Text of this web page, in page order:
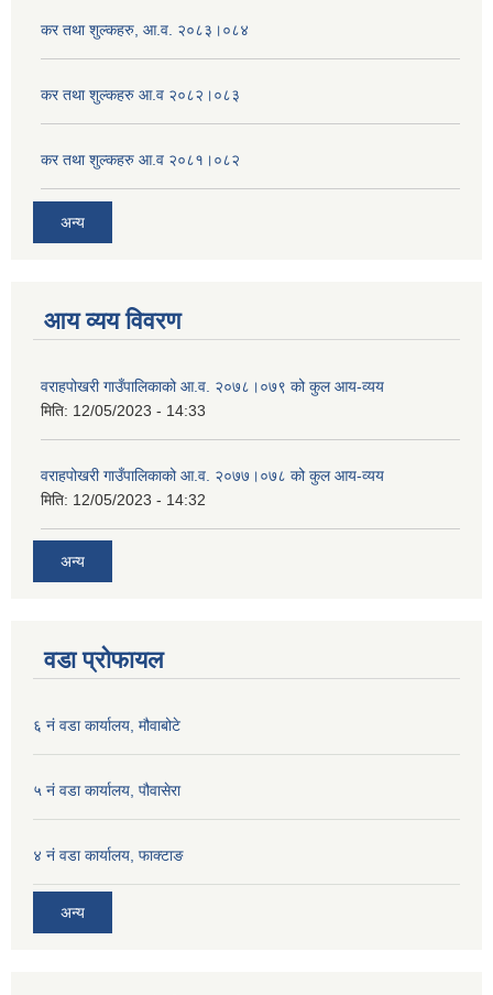
कर तथा शुल्कहरु, आ.व. २०८३।०८४
कर तथा शुल्कहरु आ.व २०८२।०८३
कर तथा शुल्कहरु आ.व २०८१।०८२
अन्य
आय व्यय विवरण
वराहपोखरी गाउँपालिकाको आ.व. २०७८।०७९ को कुल आय-व्यय
मिति: 12/05/2023 - 14:33
वराहपोखरी गाउँपालिकाको आ.व. २०७७।०७८ को कुल आय-व्यय
मिति: 12/05/2023 - 14:32
अन्य
वडा प्रोफायल
६ नं वडा कार्यालय, मौवाबोटे
५ नं वडा कार्यालय, पौवासेरा
४ नं वडा कार्यालय, फाक्टाङ
अन्य